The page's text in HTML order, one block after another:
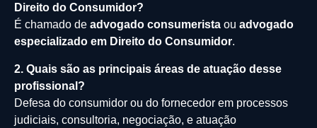
Direito do Consumidor?
É chamado de advogado consumerista ou advogado
especializado em Direito do Consumidor.
2. Quais são as principais áreas de atuação desse
profissional?
Defesa do consumidor ou do fornecedor em processos
judiciais, consultoria, negociação, e atuação